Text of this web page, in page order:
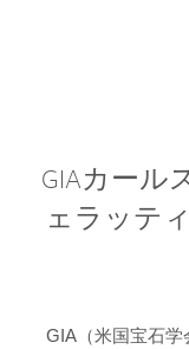
GIAカール
ェラッテ
GIA（米国宝石学